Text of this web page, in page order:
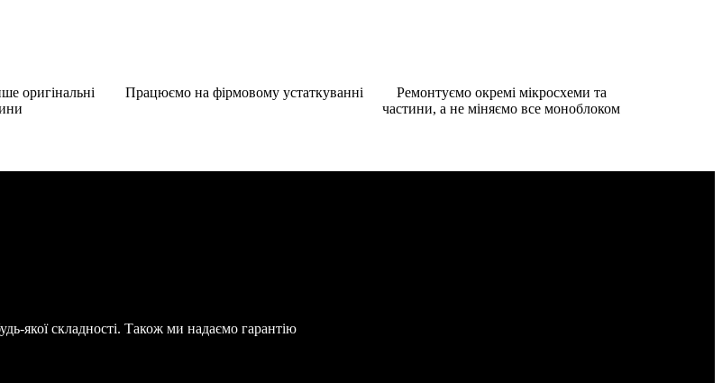
оригінальні
Працюємо на фірмовому устаткуванні
Ремонтуємо окремі мікросхеми та
частини, а не міняємо все моноблоком
якої складності. Також ми надаємо гарантію